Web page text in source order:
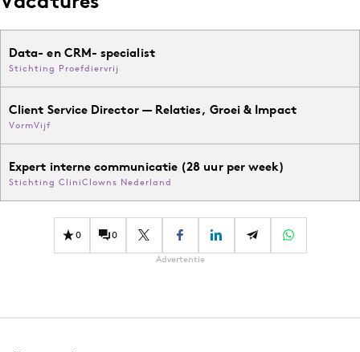
Data- en CRM- specialist
Stichting Proefdiervrij
Client Service Director — Relaties, Groei & Impact
VormVijf
Expert interne communicatie (28 uur per week)
Stichting CliniClowns Nederland
0 0
Advertentie